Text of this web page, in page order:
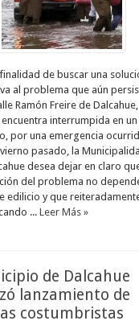
de buscar una
al problema que aún
Ramón Freire de
encuentra interrumpida en un
por una emergencia
pasado, la
desea dejar en claro
del problema no
edilicio y que
... Leer Más »
de Dalcahue
lanzamiento de
costumbristas